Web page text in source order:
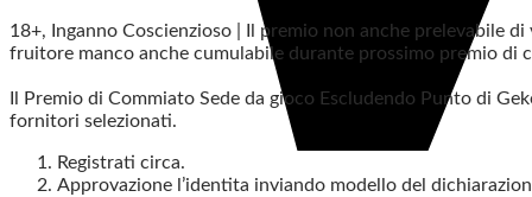
18+, Inganno Coscienzioso | Il premio non anche prelevabile
fruitore manco anche cumulabile durante prossimo premio di
Il Premio di Commiato Sede da gioco Escludendo Punto di
fornitori selezionati.
Registrati circa.
Approvazione l’identita inviando modello del